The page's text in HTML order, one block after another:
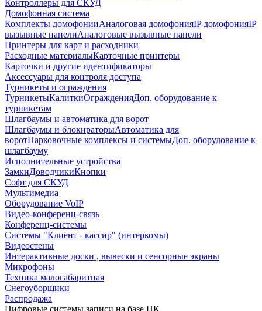
Контроллеры для СКУД
Домофонная система
Комплекты домофонииАналоговая домофонияIP домофонияIP
вызывные панелиАналоговые вызывные панели
Принтеры для карт и расходники
Расходные материалыКарточные принтеры
Карточки и другие идентификаторы
Аксессуары для контроля доступа
Турникеты и ограждения
ТурникетыКалиткиОгражденияДоп. оборудование к
турникетам
Шлагбаумы и автоматика для ворот
Шлагбаумы и блокираторыАвтоматика для
воротПарковочные комплексы и системыДоп. оборудование к
шлагбауму
Исполнительные устройства
ЗамкиДоводчикиКнопки
Софт для СКУД
Мультимедиа
Оборудование VoIP
Видео-конференц-связь
Конференц-системы
Системы "Клиент - кассир" (интеркомы)
Видеостены
Интерактивные доски , вывески и сенсорные экраны
Микрофоны
Техника малогабаритная
Снегоуборщики
Распродажа
Цифровые системы записи на базе ПК